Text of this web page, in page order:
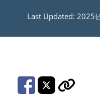
Last Updated: 2025